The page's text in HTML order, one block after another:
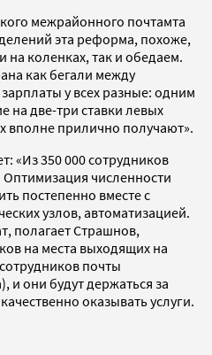
межрайонного почтамта
эта реформа, похоже,
коленках, так и обедаем.
как бегали между
у всех разные: одним
на две-три ставки левых
вполне прилично получают».
«Из 350 000 сотрудников
Оптимизация численности
постепенно вместе с
узлов, автоматизацией.
полагает Страшнов,
на места выходящих на
почты
и они будут держаться за
оказывать услуги.